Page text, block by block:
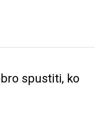
spustiti, ko